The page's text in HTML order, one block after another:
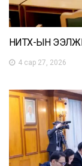
НИТХ-ЫН
4 сар 27, 2026